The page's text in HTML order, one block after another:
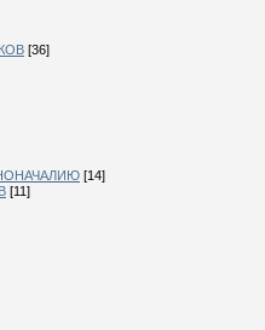
[36]
[14]
[11]